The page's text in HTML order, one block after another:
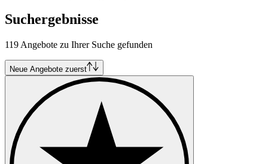
Suchergebnisse
119 Angebote zu Ihrer Suche gefunden
Neue Angebote zuerst